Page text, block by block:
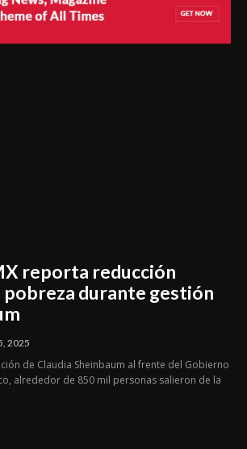
reporta reducción
pobreza durante gestión
2025
de Claudia Sheinbaum al frente del Gobierno
alrededor de 850 mil personas salieron de la